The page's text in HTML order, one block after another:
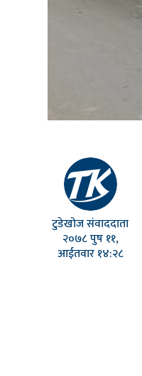
टुडेखोज संवाददाता
२०७८ पुष ११,
आईतवार १४:२८